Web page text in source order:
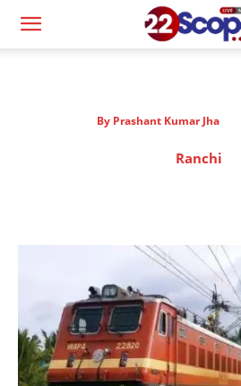
By Prashant Kumar Jha
Ranchi